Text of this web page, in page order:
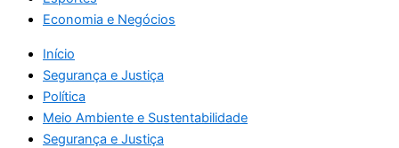
Economia e Negócios
Início
Segurança e Justiça
Política
Meio Ambiente e Sustentabilidade
Segurança e Justiça